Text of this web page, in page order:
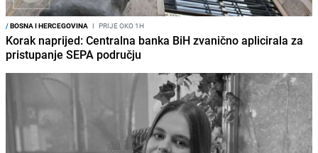
/BOSNA I HERCEGOVINA I PRIJE OKO 1H
Korak naprijed: Centralna banka BiH zvanično aplicirala za
pristupanje SEPA području